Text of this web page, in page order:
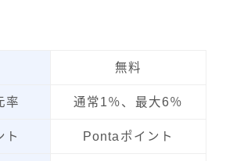
無料
率 通常1％、最大6％
ト Pontaポイント